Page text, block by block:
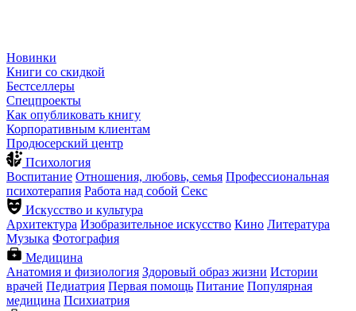
Новинки
Книги со скидкой
Бестселлеры
Спецпроекты
Как опубликовать книгу
Корпоративным клиентам
Продюсерский центр
Психология
Воспитание Отношения, любовь, семья Профессиональная
психотерапия Работа над собой Секс
Искусство и культура
Архитектура Изобразительное искусство Кино Литература
Музыка Фотография
Медицина
Анатомия и физиология Здоровый образ жизни Истории
врачей Педиатрия Первая помощь Питание Популярная
медицина Психиатрия